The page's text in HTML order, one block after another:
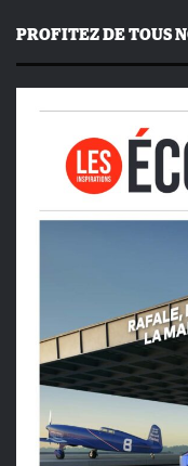
PROFITEZ DE TOUS